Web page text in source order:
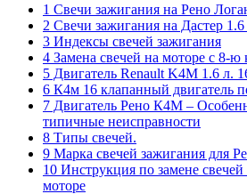
1 Свечи зажигания на Рено
2 Свечи зажигания на Дастер
3 Индексы свечей зажигания
4 Замена свечей на моторе с 8-ю
5 Двигатель Renault K4M 1.6 л.
6 К4м 16 клапанный двигатель
7 Двигатель Рено К4М –
типичные неисправности
8 Типы свечей.
9 Марка свечей зажигания для
10 Инструкция по замене
моторе